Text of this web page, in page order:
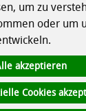
um zu
oder um
akzeptieren
Cookies